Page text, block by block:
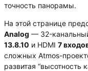
точность панорамы.
На этой странице
Analog — 32-
13.8.10 и HDMI 7
сложных Atmos-
развитая “высотность